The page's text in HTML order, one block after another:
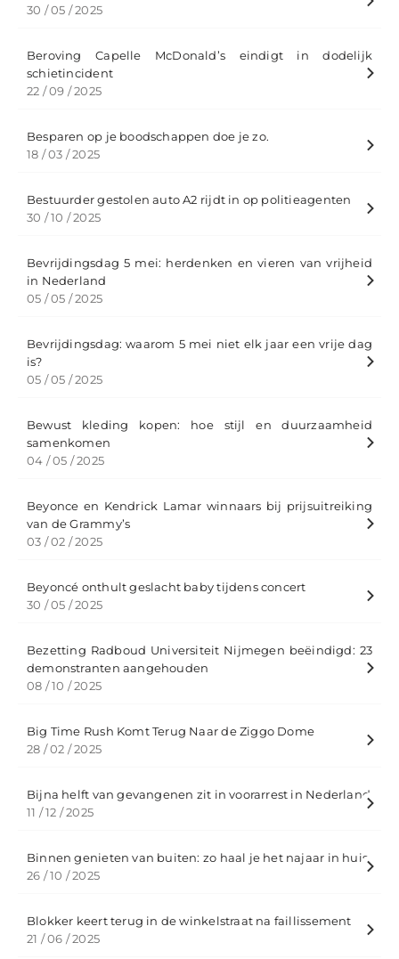
30 / 05 / 2025
Beroving Capelle McDonald’s eindigt in dodelijk
schietincident
22 / 09 / 2025
Besparen op je boodschappen doe je zo.
18 / 03 / 2025
Bestuurder gestolen auto A2 rijdt in op politieagenten
30 / 10 / 2025
Bevrijdingsdag 5 mei: herdenken en vieren van vrijheid
in Nederland
05 / 05 / 2025
​Bevrijdingsdag: waarom 5 mei niet elk jaar een vrije dag
is​?
05 / 05 / 2025
Bewust kleding kopen: hoe stijl en duurzaamheid
samenkomen
04 / 05 / 2025
Beyonce en Kendrick Lamar winnaars bij prijsuitreiking
van de Grammy’s
03 / 02 / 2025
Beyoncé onthult geslacht baby tijdens concert
30 / 05 / 2025
Bezetting Radboud Universiteit Nijmegen beëindigd: 23
demonstranten aangehouden
08 / 10 / 2025
Big Time Rush Komt Terug Naar de Ziggo Dome
28 / 02 / 2025
Bijna helft van gevangenen zit in voorarrest in Nederland
11 / 12 / 2025
Binnen genieten van buiten: zo haal je het najaar in huis
26 / 10 / 2025
Blokker keert terug in de winkelstraat na faillissement
21 / 06 / 2025